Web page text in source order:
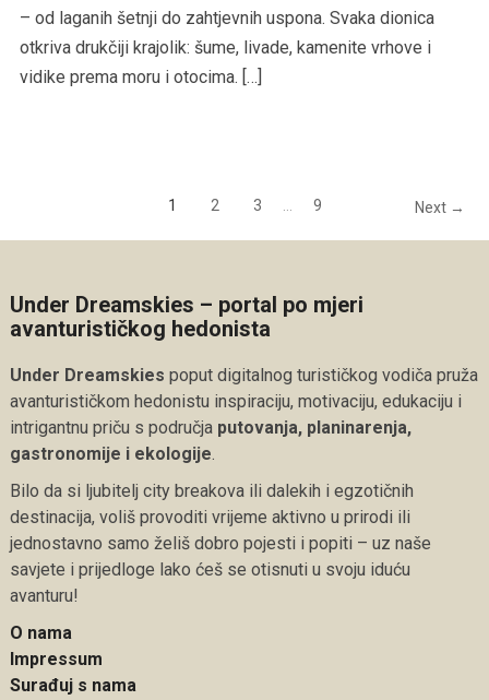
– od laganih šetnji do zahtjevnih uspona. Svaka dionica
otkriva drukčiji krajolik: šume, livade, kamenite vrhove i
vidike prema moru i otocima. […]
1 2 3 9 Next →
Under Dreamskies – portal po mjeri
avanturističkog hedonista
Under Dreamskies poput digitalnog turističkog vodiča pruža
avanturističkom hedonistu inspiraciju, motivaciju, edukaciju i
intrigantnu priču s područja putovanja, planinarenja,
gastronomije i ekologije
Bilo da si ljubitelj city breakova ili dalekih i egzotičnih
destinacija, voliš provoditi vrijeme aktivno u prirodi ili
jednostavno samo želiš dobro pojesti i popiti – uz naše
savjete i prijedloge lako ćeš se otisnuti u svoju iduću
avanturu!
O nama
Impressum
Surađuj s nama